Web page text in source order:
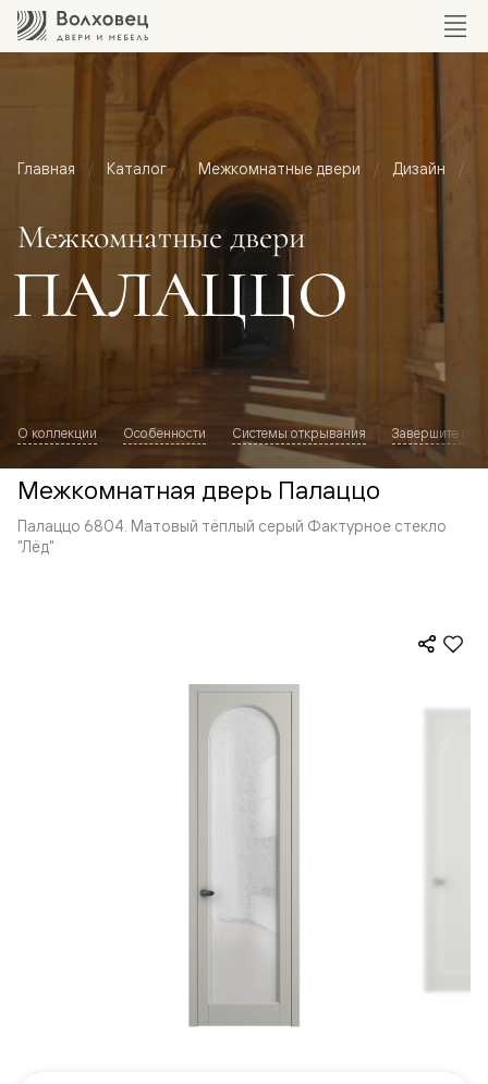
Главная Каталог Межкомнатные двери Дизайн
Межкомнатные двери
ПАЛАЦЦО
О коллекции Особенности Системы открывания Завершите
Межкомнатная дверь Палаццо
Палаццо 6804. Матовый тёплый серый Фактурное стекло
"Лёд"